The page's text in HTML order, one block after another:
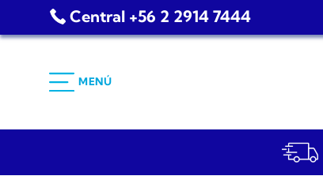
Central +56 2 2914 7444
MENÚ